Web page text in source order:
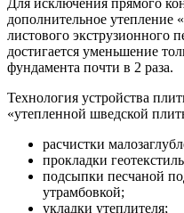
Для исключения прямого
дополнительное
листового экструзионного
достигается уменьшение
фундамента почти в 2 раза.
Технология устройства
«утепленной шведской
расчистки
прокладки
подсыпки песчаной
утрамбовкой;
укладки утеплителя;